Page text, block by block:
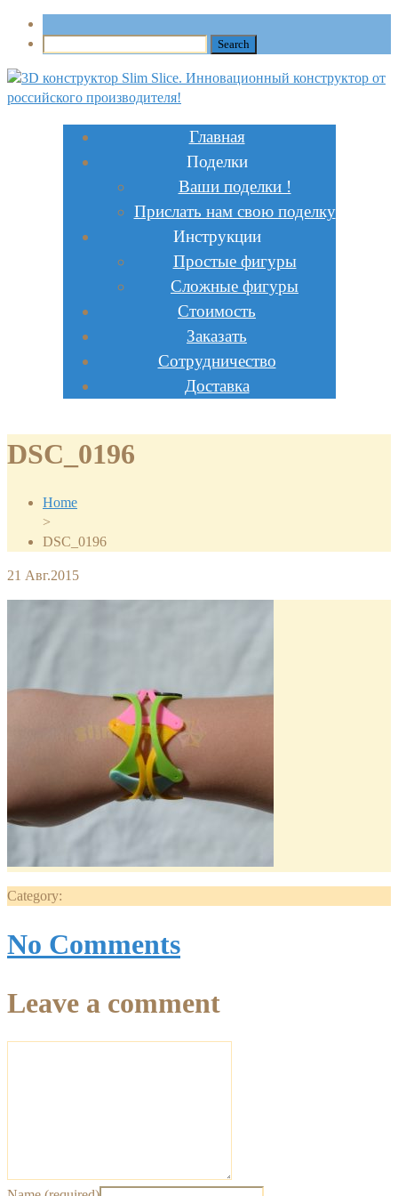
Главная
Поделки
Ваши поделки !
Прислать нам свою поделку
Инструкции
Простые фигуры
Сложные фигуры
Стоимость
Заказать
Сотрудничество
Доставка
DSC_0196
Home
>
DSC_0196
21 Авг.2015
Category:
No Comments
Leave a comment